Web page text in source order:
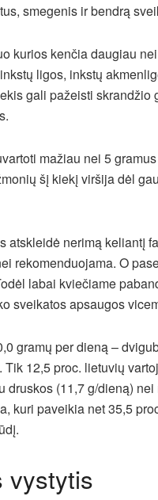
smegenis ir bendrą
kurios kenčia daugiau
ligos, inkstų
gali pažeisti
mažiau nei 5
šį kiekį viršija dėl
atskleidė nerimą keliantį
rekomenduojama. O
labai kviečiame
sveikatos apsaugos
gramų per dieną –
12,5 proc. lietuvių
(11,7 g/dieną)
kuri paveikia net 35,5
vystytis